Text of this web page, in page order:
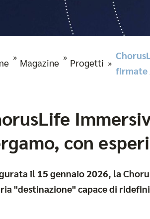
» Magazine » Progetti »
firmate
con
il 15 gennaio 2026, la
"destinazione" capace di